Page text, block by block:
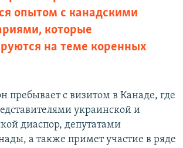
опытом с канадскими
которые
на теме коренных
пребывает с визитом в Канаде, где
украинской и
диаспор, депутатами
а также примет участие в ряде